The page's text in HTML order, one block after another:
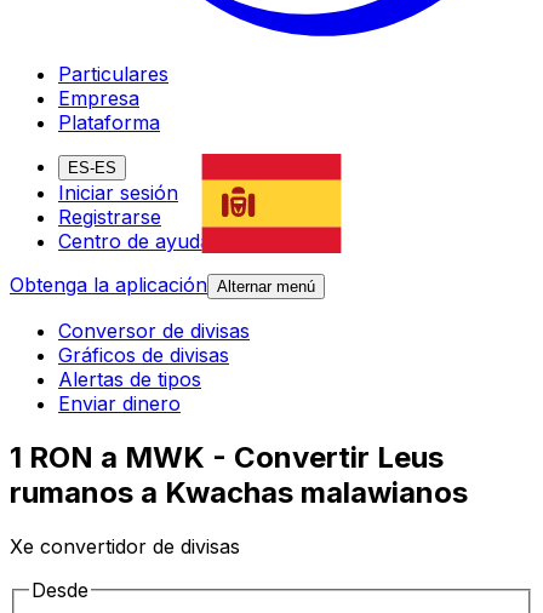
Particulares
Empresa
Plataforma
ES-ES
Iniciar sesión
Registrarse
Centro de ayuda
Obtenga la aplicación Alternar menú
Conversor de divisas
Gráficos de divisas
Alertas de tipos
Enviar dinero
1 RON a MWK - Convertir Leus
rumanos a Kwachas malawianos
Xe convertidor de divisas
Desde